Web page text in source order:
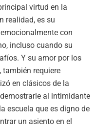
virtud en la
realidad, es su
con
incluso cuando su
Y su amor por los
también requiere
en clásicos de la
al intimidante
escuela que es digno de
un asiento en el